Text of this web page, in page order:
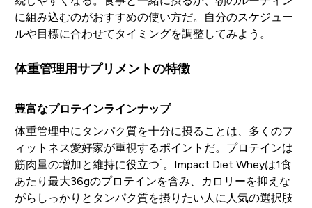
に組み込むのがおすすめの使い方だ。自分のスケジュー
ルや目標に合わせてタイミングを調整してみよう。
体重管理用サプリメントの特徴
豊富なプロテインラインナップ
体重管理中にタンパク質を十分に摂ることは、多くのフ
ィットネス愛好家が重視するポイントだ。プロテインは
筋肉量の増加と維持に役立つ1 。Impact Diet Wheyは1食
あたり最大36gのプロテインを含み、カロリーを抑えな
がらしっかりとタンパク質を摂りたい人に人気の選択肢